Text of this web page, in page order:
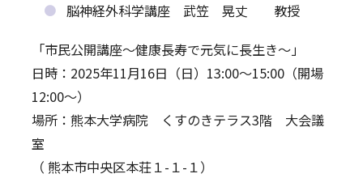
脳神経外科学講座 武笠 晃丈 教授
「市民公開講座～健康長寿で元気に長生き～」
日時：2025年11月16日（日）13:00～15:00（開場
12:00～）
場所：熊本大学病院 くすのきテラス3階 大会議
室
（ 熊本市中央区本荘１-１-１）